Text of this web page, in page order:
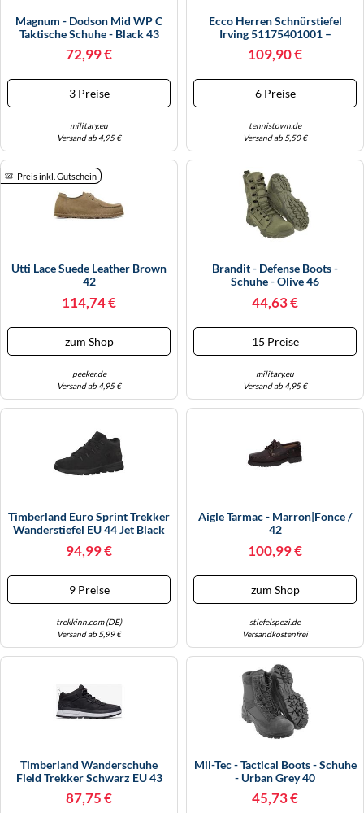
Magnum - Dodson Mid WP C
Taktische Schuhe - Black 43
72,99 €
3 Preise
military.eu
Versand ab 4,95 €
Ecco Herren Schnürstiefel
Irving 51175401001 –
Premium-Leder, Wärmendes
Futter, Schwarz Größe 46
109,90 €
6 Preise
tennistown.de
Versand ab 5,50 €
Preis inkl. Gutschein
Utti Lace Suede Leather Brown
42
114,74 €
zum Shop
peeker.de
Versand ab 4,95 €
Brandit - Defense Boots -
Schuhe - Olive 46
44,63 €
15 Preise
military.eu
Versand ab 4,95 €
Timberland Euro Sprint Trekker
Wanderstiefel EU 44 Jet Black
94,99 €
9 Preise
trekkinn.com (DE)
Versand ab 5,99 €
Aigle Tarmac - Marron|fonce /
42
100,99 €
zum Shop
stiefelspezi.de
Versandkostenfrei
Timberland Wanderschuhe
Field Trekker Schwarz EU 43
Herren
87,75 €
Mil-Tec - Tactical Boots - Schuhe
- Urban Grey 40
45,73 €